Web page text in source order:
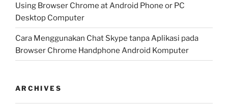
Using Browser Chrome at Android Phone or PC
Desktop Computer
Cara Menggunakan Chat Skype tanpa Aplikasi pada
Browser Chrome Handphone Android Komputer
ARCHIVES